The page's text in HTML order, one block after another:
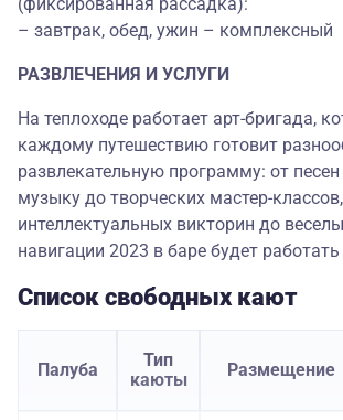
– завтрак, обед, ужин – комплексный
РАЗВЛЕЧЕНИЯ И УСЛУГИ
На теплоходе работает арт-бригада,
каждому путешествию готовит
развлекательную программу: от
музыку до творческих мастер-
интеллектуальных викторин до
навигации 2023 в баре будет работать
Список свободных кают
Палуба
Тип
каюты
Размещение